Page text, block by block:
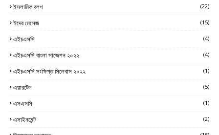
ইসলামিক ব্লগ (22)
ঈদের মেসেজ (15)
এইচএসসি (4)
এইচএসসি বাংলা সাজেশন ২০২২ (4)
এইচএসসি সংক্ষিপ্ত সিলেবাস ২০২২ (1)
এয়ারটেল (5)
এসএসসি (1)
এসাইনমেন্ট (2)